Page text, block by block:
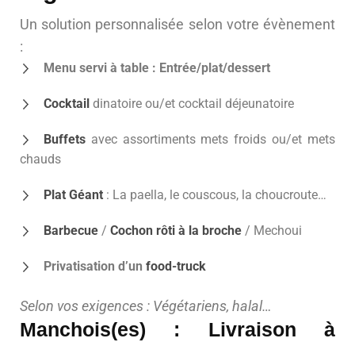
Un solution personnalisée selon votre évènement
:
Menu servi à table : Entrée/plat/dessert
Cocktail dinatoire ou/et cocktail déjeunatoire
Buffets avec assortiments mets froids ou/et mets
chauds
Plat Géant : La paella, le couscous, la choucroute…
Barbecue / Cochon rôti à la broche / Mechoui
Privatisation d’un food-truck
Selon vos exigences : Végétariens, halal…
Manchois(es) : Livraison à